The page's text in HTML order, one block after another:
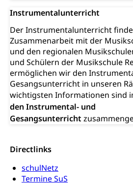
Instrumentalunterricht
Der Instrumentalunterricht
Zusammenarbeit mit der
und den regionalen
und Schülern der Musikschule
ermöglichen wir den
Gesangsunterricht in unseren
wichtigsten Informationen sind
den Instrumental- und
Gesangsunterricht
Directlinks
schulNetz
Termine SuS
Ergänzungsleistungen,
Hilfslosenentschädigung
AHV-Hinterlassenenrente
AHV-Beiträge (WAS
Informationsstelle
Ergänzungsleistungen (EL)
AHV-Altersrente
Behinderung
Körperbehinderung, körperliche
geistige Behinderung,
Erwerbsunfähigkeit, Behinderte
Inklusion im
Menschen mit
Kultur und Medien
Kulturelle Einrichtungen